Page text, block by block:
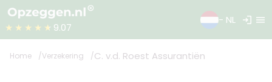
★★★★★ 9.07
- NL login menu
Home Verzekering C. v.d. Roest Assurantiën